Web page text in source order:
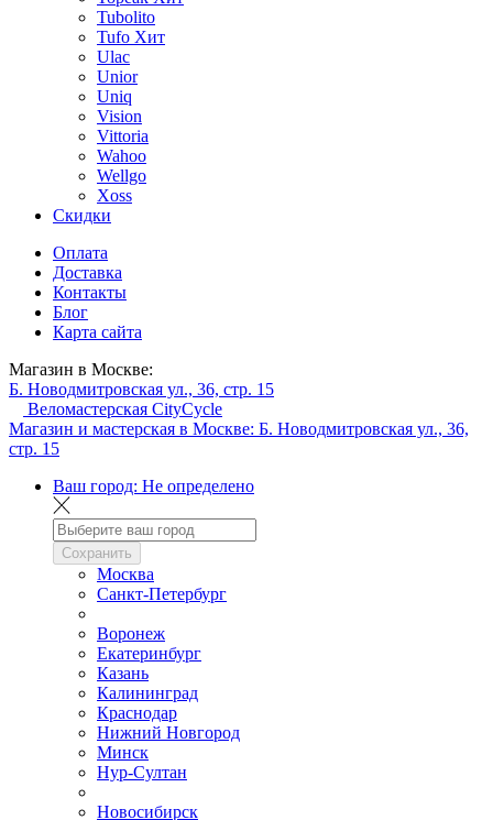
Tubolito
Tufo Хит
Ulac
Unior
Uniq
Vision
Vittoria
Wahoo
Wellgo
Xoss
Скидки
Оплата
Доставка
Контакты
Блог
Карта сайта
Магазин в Москве:
Б. Новодмитровская ул., 36, стр. 15
Веломастерская CityCycle
Магазин и мастерская в Москве: Б. Новодмитровская ул., 36,
стр. 15
Ваш город: Не определено
Сохранить
Москва
Санкт-Петербург
Воронеж
Екатеринбург
Казань
Калининград
Краснодар
Нижний Новгород
Минск
Нур-Султан
Новосибирск